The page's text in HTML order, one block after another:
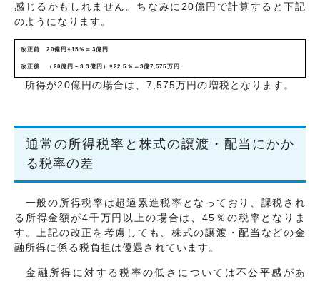
感じるかもしれません。ちなみに20億円で計算すると下記
のようになります。
改正前 20億円×15％＝3億円
改正後 （20億円－3.3億円）×22.5％＝3億7,575万円
所得が20億円の場合は、7,575万円の増税となります。
通常の所得税率と株式の譲渡・配当にかか
る税率の差
一般の所得税率は超過累進税率となっており、課税され
る所得金額が4千万円以上の場合は、45％の税率となりま
す。上記の改正を考慮しても、株式の譲渡・配当などの金
融所得に係る税負担は優遇されています。
金融所得に対する税率の低さについては不公平感があ